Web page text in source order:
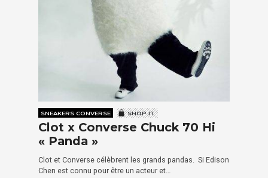
SNEAKERS CONVERSE SHOP IT
Clot x Converse Chuck 70 Hi
« Panda »
Clot et Converse célèbrent les grands pandas. Si Edison
Chen est connu pour être un acteur et…